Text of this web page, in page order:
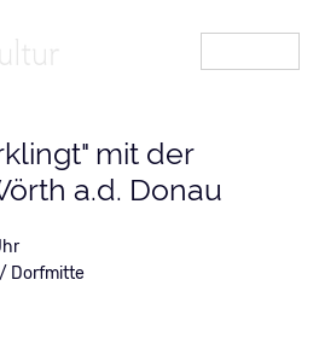
mit der
a.d. Donau
Dorfmitte